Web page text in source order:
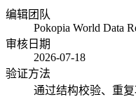
编辑团队
Pokopia World Data
审核日期
2026-07-18
验证方法
通过结构校验、重